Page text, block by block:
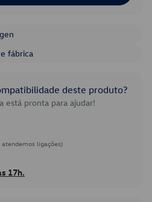
fábrica
deste produto?
está pronta para ajudar!
ligações)
17h.